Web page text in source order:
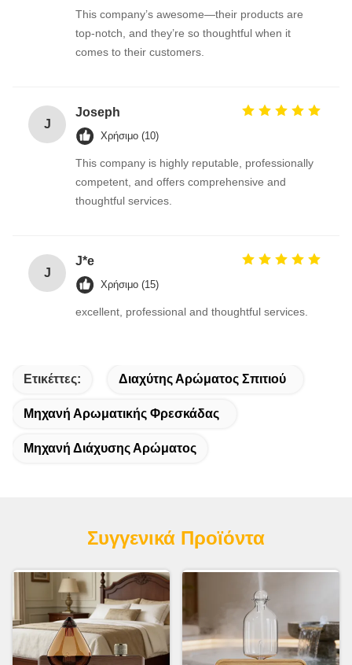
This company’s awesome—their products are
top-notch, and they’re so thoughtful when it
comes to their customers.
J
Joseph
Χρήσιμο (10)
This company is highly reputable, professionally
competent, and offers comprehensive and
thoughtful services.
J
J*e
Χρήσιμο (15)
excellent, professional and thoughtful services.
Ετικέττες: Διαχύτης Αρώματος Σπιτιού
Μηχανή Αρωματικής Φρεσκάδας
Μηχανή Διάχυσης Αρώματος
Συγγενικά Προϊόντα